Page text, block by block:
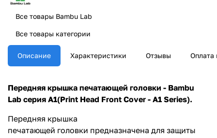
Все товары Bambu Lab
Все товары категории
Описание Характеристики Отзывы Оплата
Передняя крышка печатающей головки - Bambu
Lab серия A1(Print Head Front Cover - A1 Series).
Передняя крышка
печатающей головки предназначена для защиты